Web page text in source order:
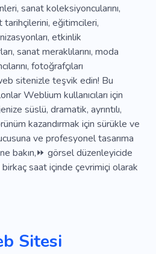
Tadilatı
Temizlik
Kıyafetleri
Ayakkabıcı
Ismarlama Takım Elbise
Resimler
Dikiş
Eşsiz
Dövme
Caravaggio
Tablo
Öğretmen
Kiraz
sanat koleksiyoncularını,
eğitimcileri,
etkinlik
sanat meraklılarını, moda
fotoğrafçıları
sitenizle teşvik edin! Bu
Weblium kullanıcıları için
süslü, dramatik, ayrıntılı,
kazandırmak için sürükle ve
ve profesyonel tasarıma
bakın,⏩ görsel düzenleyicide
saat içinde çevrimiçi olarak
Sitesi